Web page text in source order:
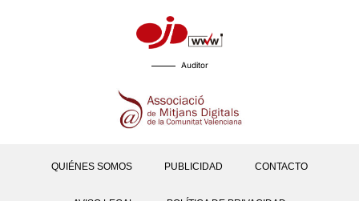
Auditor
QUIÉNES SOMOS PUBLICIDAD CONTACTO